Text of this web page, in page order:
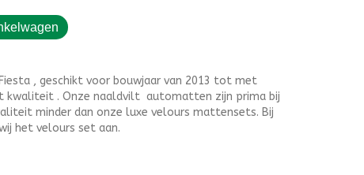
, geschikt voor bouwjaar van 2013 tot met
kwaliteit . Onze naaldvilt automatten zijn prima bij
minder dan onze luxe velours mattensets. Bij
het velours set aan.